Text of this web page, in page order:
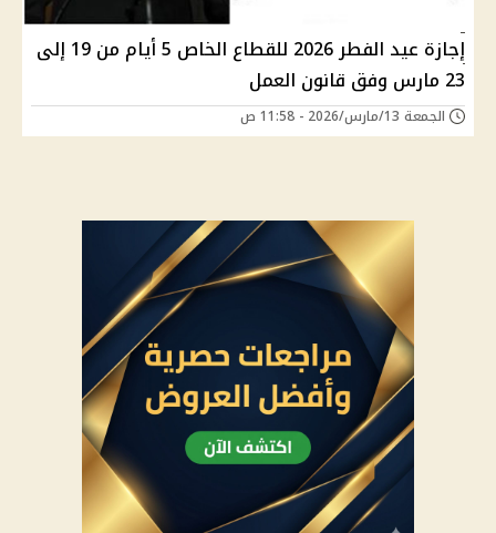
إجازة عيد الفطر 2026 للقطاع الخاص 5 أيام من 19 إلى
23 مارس وفق قانون العمل
الجمعة 13/مارس/2026 - 11:58 ص